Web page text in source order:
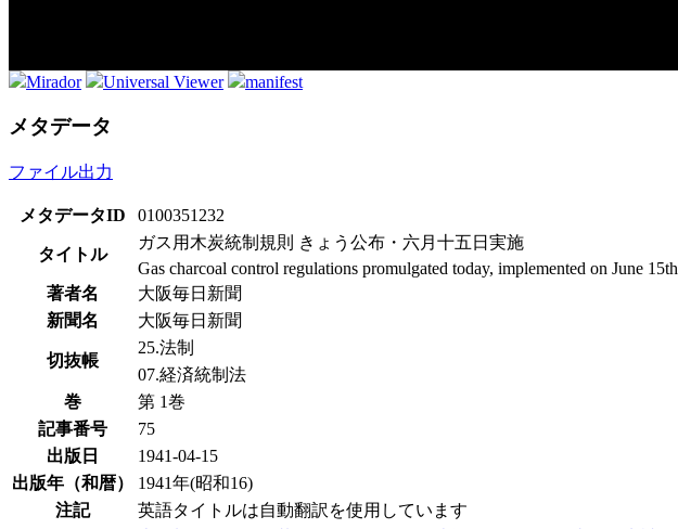
Mirador Universal Viewer manifest
メタデータ
ファイル出力
メタデータID 0100351232
タイトル
ガス用木炭統制規則 きょう公布・六月十五日実施
Gas charcoal control regulations promulgated today, implemented on June 15th
著者名
大阪毎日新聞
新聞名
大阪毎日新聞
切抜帳
25.法制
07.経済統制法
巻
第 1巻
記事番号
75
出版日
1941-04-15
出版年（和暦）
1941年(昭和16)
注記
英語タイトルは自動翻訳を使用しています